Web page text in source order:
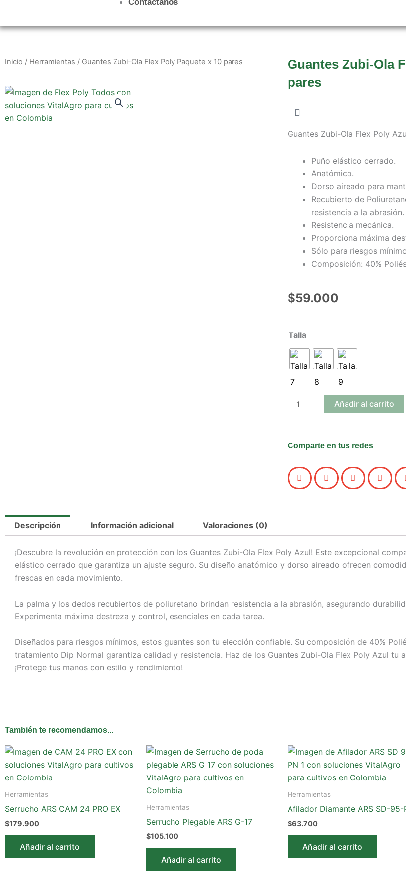
Contáctanos
Inicio / Herramientas / Guantes Zubi-Ola Flex Poly Paquete x 10 pares
Guantes Zubi-Ola
pares
Guantes Zubi-Ola Flex Poly
Puño elástico cerrado.
Anatómico.
Dorso aireado para
Recubierto de
resistencia a la abrasión.
Resistencia mecánica.
Proporciona máxima
Sólo para riesgos
Composición: 40%
$59.000
Talla
Guantes
Ola
Flex
Poly
Paquete
cantidad
Añadir al carrito
Comparte en tus redes
Descripción Información adicional Valoraciones (0)
¡Descubre la revolución en protección con los Guantes Zubi-Ola Flex Poly Azul! Este excepcional
elástico cerrado que garantiza un ajuste seguro. Su diseño anatómico y dorso aireado ofrecen
frescas en cada movimiento.
La palma y los dedos recubiertos de poliuretano brindan resistencia a la abrasión, asegurando
Experimenta máxima destreza y control, esenciales en cada tarea.
Diseñados para riesgos mínimos, estos guantes son tu elección confiable. Su composición de 40%
tratamiento Dip Normal garantiza calidad y resistencia. Haz de los Guantes Zubi-Ola Flex Poly Azul tu
¡Protege tus manos con estilo y rendimiento!
También te recomendamos...
Herramientas
Serrucho ARS CAM 24 PRO EX
$179.900
Añadir al carrito
Herramientas
Serrucho Plegable ARS G-17
$105.100
Añadir al carrito
Herramientas
Afilador Diamante ARS SD-95-
$63.700
Añadir al carrito